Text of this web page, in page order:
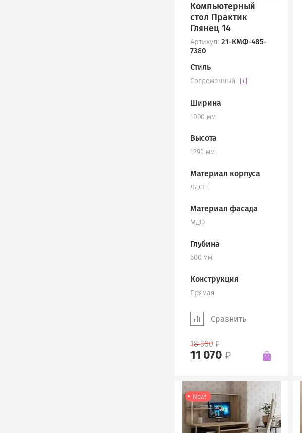
Компьютерный
стол Практик
Глянец 14
Артикул: 21-КМФ-485-
7380
Стиль
Современный
Ширина
1000 мм
Высота
1290 мм
Материал корпуса
ЛДСП
Материал фасада
МДФ
Глубина
600 мм
Конструкция
Прямая
Сравнить
18 800
11 070
New!